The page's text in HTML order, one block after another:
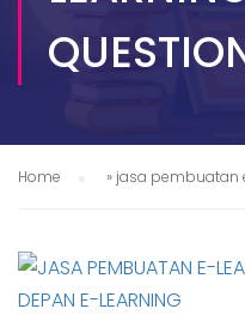
Home » jasa pembuatan